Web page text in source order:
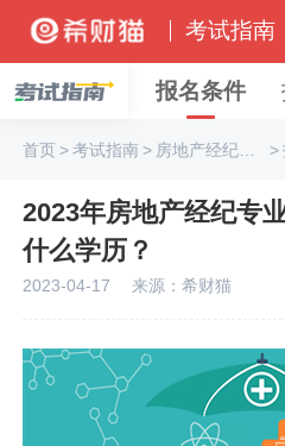
考试指南
报名条件
首页>考试指南> >
2023年房地产经纪专
什么学历？
2023-04-17 来源：希财猫